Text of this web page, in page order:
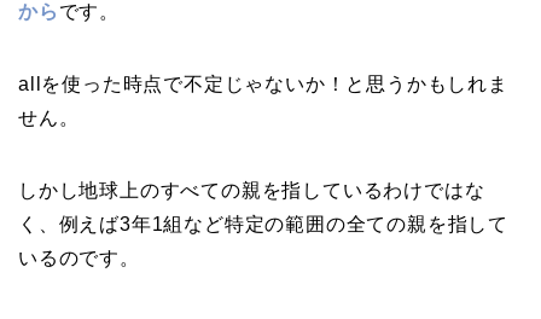
から です。
allを使った時点で不定じゃないか！と思うかもしれま
せん。
しかし地球上のすべての親を指しているわけではな
く、例えば3年1組など特定の範囲の全ての親を指して
いるのです。